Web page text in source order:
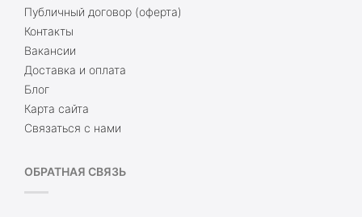
Публичный договор (оферта)
Контакты
Вакансии
Доставка и оплата
Блог
Карта сайта
Связаться с нами
ОБРАТНАЯ СВЯЗЬ